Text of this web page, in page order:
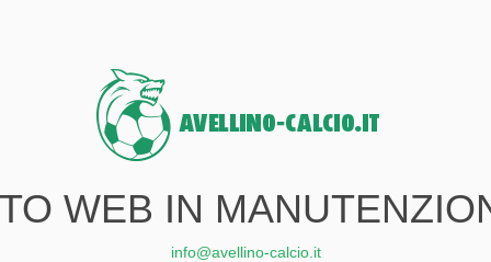
WEB IN
info@avellino-calcio.it